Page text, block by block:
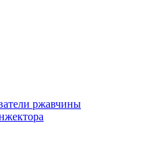
ржавчины